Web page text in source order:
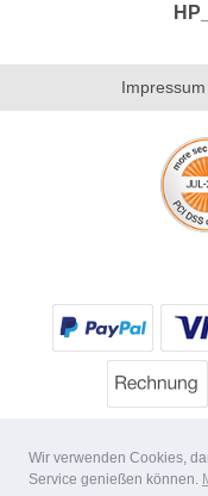
Wir verwenden Cookies,
Service genießen können.
Impressum